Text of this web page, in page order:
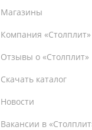
Магазины
Компания «Столплит»
Отзывы о «Столплит»
Скачать каталог
Новости
Вакансии в